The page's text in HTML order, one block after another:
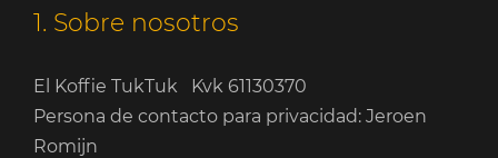
1. Sobre nosotros
El Koffie TukTuk Kvk 61130370
Persona de contacto para privacidad: Jeroen
Romijn